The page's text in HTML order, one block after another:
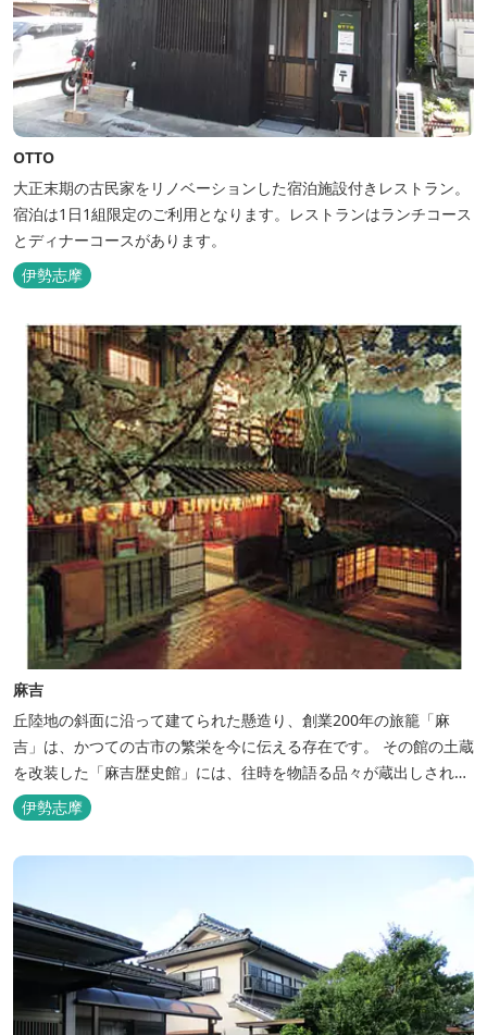
OTTO
大正末期の古民家をリノベーションした宿泊施設付きレストラン。
宿泊は1日1組限定のご利用となります。レストランはランチコース
とディナーコースがあります。
伊勢志摩
麻吉
丘陸地の斜面に沿って建てられた懸造り、創業200年の旅籠「麻
吉」は、かつての古市の繁栄を今に伝える存在です。 その館の土蔵
を改装した「麻吉歴史館」には、往時を物語る品々が蔵出しされ、
お伊勢参り華やかなりし頃へとお誘い致します。
伊勢志摩